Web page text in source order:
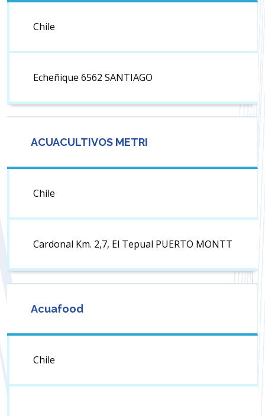
Chile
Echeñique 6562 SANTIAGO
ACUACULTIVOS METRI
Chile
Cardonal Km. 2,7, El Tepual PUERTO MONTT
Acuafood
Chile